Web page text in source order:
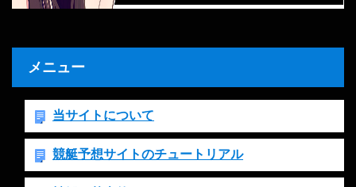
メニュー
当サイトについて
競艇予想サイトのチュートリアル